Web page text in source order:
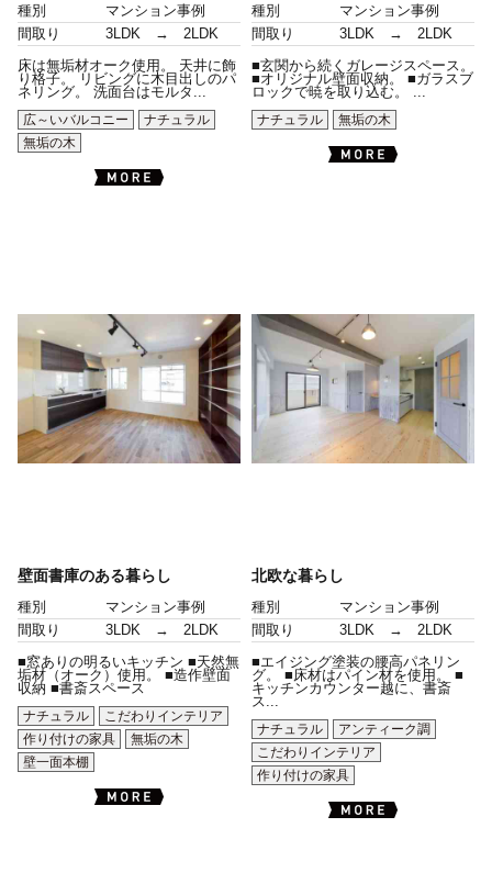
種別
マンション事例
間取り
3LDK → 2LDK
床は無垢材オーク使用。 天井に飾
り格子。 リビングに木目出しのパ
ネリング。 洗面台はモルタ...
広～いバルコニー
ナチュラル
無垢の木
種別
マンション事例
間取り
3LDK → 2LDK
■玄関から続くガレージスペース。
■オリジナル壁面収納。 ■ガラスブ
ロックで暁を取り込む。 ...
ナチュラル
無垢の木
壁面書庫のある暮らし
種別
マンション事例
間取り
3LDK → 2LDK
■窓ありの明るいキッチン ■天然無
垢材（オーク）使用。 ■造作壁面
収納 ■書斎スペース
ナチュラル
こだわりインテリア
作り付けの家具
無垢の木
壁一面本棚
北欧な暮らし
種別
マンション事例
間取り
3LDK → 2LDK
■エイジング塗装の腰高パネリン
グ。 ■床材はパイン材を使用。 ■
キッチンカウンター越に、書斎
ス...
ナチュラル
アンティーク調
こだわりインテリア
作り付けの家具